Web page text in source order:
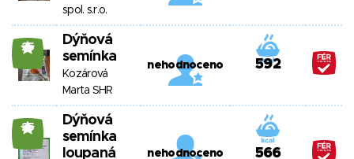
spol. s.r.o.
25
Dýňová
semínka
Kozárová
Marta SHR
nehodnoceno 592
25
Dýňová
semínka
loupaná
nehodnoceno 566